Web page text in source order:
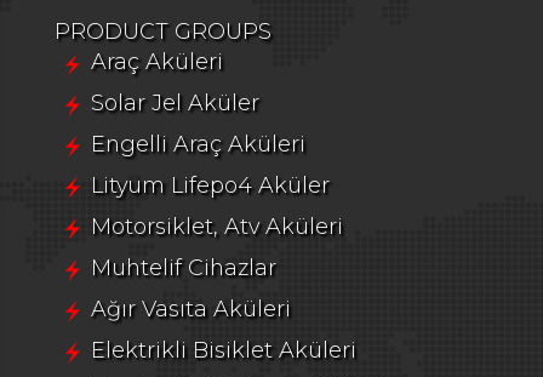
PRODUCT GROUPS
Araç Aküleri
Solar Jel Aküler
Engelli Araç Aküleri
Lityum Lifepo4 Aküler
Motorsiklet, Atv Aküleri
Muhtelif Cihazlar
Ağır Vasıta Aküleri
Elektrikli Bisiklet Aküleri